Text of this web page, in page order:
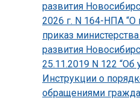
развития
2026 г. N 164-НПА
приказ
развития
25.11.2019 N 122
Инструкции о
обращениями